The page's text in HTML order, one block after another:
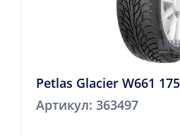
Petlas Glacier W661
Артикул: 363497